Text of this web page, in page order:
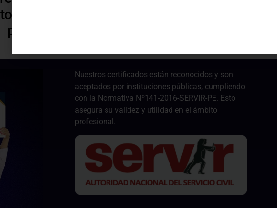
Esto te ayudará a destacarte
profesionalmente.
Nuestros certificados están reconocidos y son
aceptados por instituciones públicas, cumpliendo
con la Normativa Nº141-2016-SERVIR-PE. Esto
asegura su validez y utilidad en el ámbito
profesional.